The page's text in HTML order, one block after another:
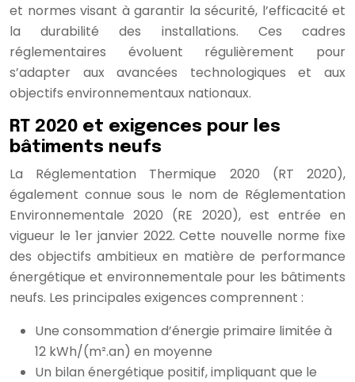
et normes visant à garantir la sécurité, l’efficacité et
la durabilité des installations. Ces cadres
réglementaires évoluent régulièrement pour
s’adapter aux avancées technologiques et aux
objectifs environnementaux nationaux.
RT 2020 et exigences pour les
bâtiments neufs
La Réglementation Thermique 2020 (RT 2020),
également connue sous le nom de Réglementation
Environnementale 2020 (RE 2020), est entrée en
vigueur le 1er janvier 2022. Cette nouvelle norme fixe
des objectifs ambitieux en matière de performance
énergétique et environnementale pour les bâtiments
neufs. Les principales exigences comprennent :
Une consommation d’énergie primaire limitée à
12 kWh/(m².an) en moyenne
Un bilan énergétique positif, impliquant que le